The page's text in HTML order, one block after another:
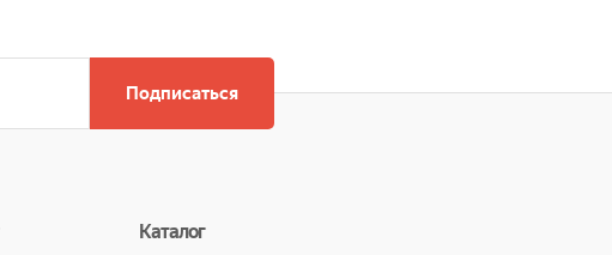
Подписаться
Каталог